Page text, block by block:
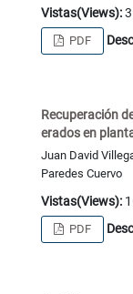
Vistas(Views):
PDF
Recuperación
erados en
Juan David
Paredes Cuervo
Vistas(Views):
PDF